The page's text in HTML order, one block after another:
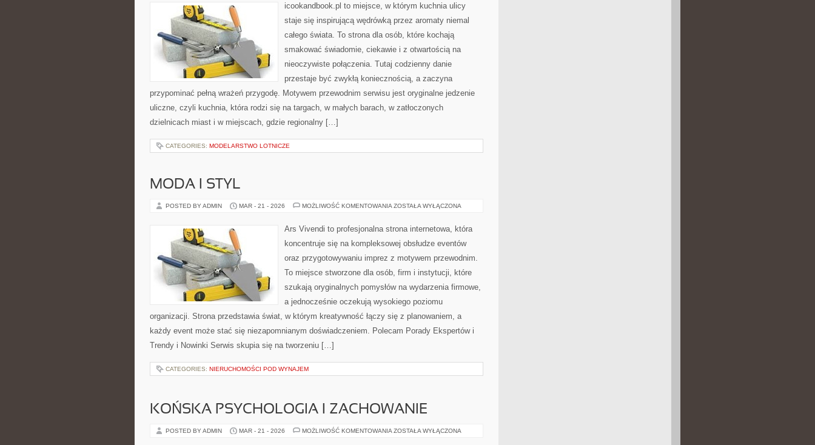
icookandbook.pl to miejsce, w którym kuchnia ulicy
staje się inspirującą wędrówką przez aromaty niemal
całego świata. To strona dla osób, które kochają
smakować świadomie, ciekawie i z otwartością na
nieoczywiste połączenia. Tutaj codzienny danie
przestaje być zwykłą koniecznością, a zaczyna
przypominać pełną wrażeń przygodę. Motywem przewodnim serwisu jest oryginalne jedzenie
uliczne, czyli kuchnia, która rodzi się na targach, w małych barach, w zatłoczonych
dzielnicach miast i w miejscach, gdzie regionalny […]
CATEGORIES: MODELARSTWO LOTNICZE
MODA I STYL
POSTED BY ADMIN MAR - 21 - 2026 MOŻLIWOŚĆ KOMENTOWANIA MODA
ZOSTAŁA WYŁĄCZONA
Ars Vivendi to profesjonalna strona internetowa, która
koncentruje się na kompleksowej obsłudze eventów
oraz przygotowywaniu imprez z motywem przewodnim.
To miejsce stworzone dla osób, firm i instytucji, które
szukają oryginalnych pomysłów na wydarzenia firmowe,
a jednocześnie oczekują wysokiego poziomu
organizacji. Strona przedstawia świat, w którym kreatywność łączy się z planowaniem, a
każdy event może stać się niezapomnianym doświadczeniem. Polecam Porady Ekspertów i
Trendy i Nowinki Serwis skupia się na tworzeniu […]
CATEGORIES: NIERUCHOMOŚCI POD WYNAJEM
KOŃSKA PSYCHOLOGIA I ZACHOWANIE
POSTED BY ADMIN MAR - 21 - 2026 MOŻLIWOŚĆ KOMENTOWANIA KOŃSKA
ZOSTAŁA WYŁĄCZONA